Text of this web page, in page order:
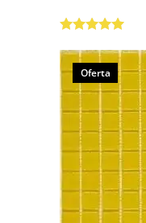
5.00de 5
Oferta